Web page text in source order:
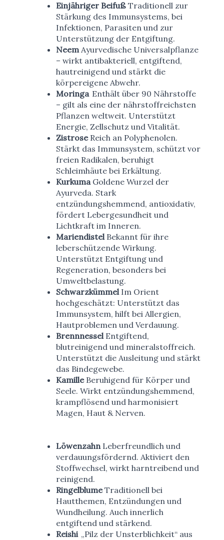
Einjähriger Beifuß Traditionell zur
Stärkung des Immunsystems, bei
Infektionen, Parasiten und zur
Unterstützung der Entgiftung.
NeemAyurvedische Universalpflanze
– wirkt antibakteriell, entgiftend,
hautreinigend und stärkt die
körpereigene Abwehr.
MoringaEnthält über 90 Nährstoffe
– gilt als eine der nährstoffreichsten
Pflanzen weltweit. Unterstützt
Energie, Zellschutz und Vitalität.
ZistroseReich an Polyphenolen.
Stärkt das Immunsystem, schützt vor
freien Radikalen, beruhigt
Schleimhäute bei Erkältung.
KurkumaGoldene Wurzel der
Ayurveda. Stark
entzündungshemmend, antioxidativ,
fördert Lebergesundheit und
Lichtkraft im Inneren.
MariendistelBekannt für ihre
leberschützende Wirkung.
Unterstützt Entgiftung und
Regeneration, besonders bei
Umweltbelastung.
SchwarzkümmelIm Orient
hochgeschätzt: Unterstützt das
Immunsystem, hilft bei Allergien,
Hautproblemen und Verdauung.
BrennnesselEntgiftend,
blutreinigend und mineralstoffreich.
Unterstützt die Ausleitung und stärkt
das Bindegewebe.
KamilleBeruhigend für Körper und
Seele. Wirkt entzündungshemmend,
krampflösend und harmonisiert
Magen, Haut & Nerven.
Löwenzahn Leberfreundlich und
verdauungsfördernd. Aktiviert den
Stoffwechsel, wirkt harntreibend und
reinigend.
RingelblumeTraditionell bei
Hautthemen, Entzündungen und
Wundheilung. Auch innerlich
entgiftend und stärkend.
Reishi„Pilz der Unsterblichkeit“ aus